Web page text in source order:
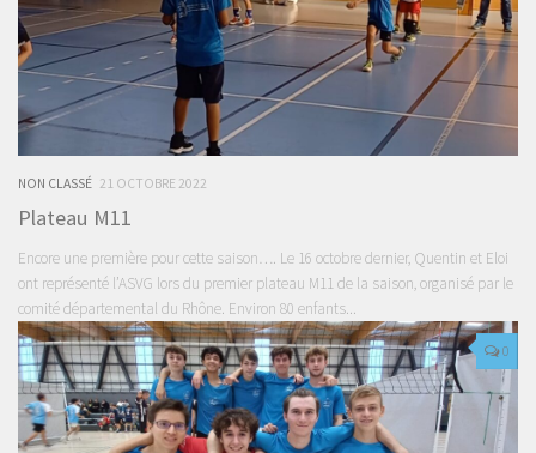
NON CLASSÉ 21 OCTOBRE 2022
Plateau M11
Encore une première pour cette saison…. Le 16 octobre dernier, Quentin et Eloi
ont représenté l’ASVG lors du premier plateau M11 de la saison, organisé par le
comité départemental du Rhône. Environ 80 enfants...
0